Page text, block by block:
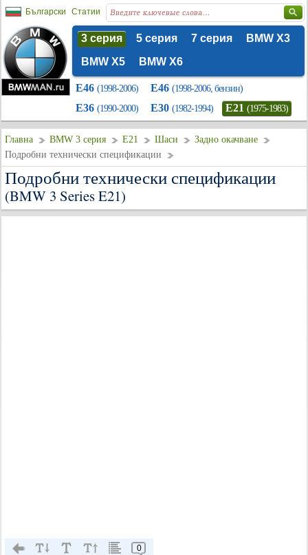
Български Статии
3 серия 5 серия 7 серия
BMW X3
BMW X5
BMW X6
E46 (1998-2006) E46 (1998-2006, бензин)
E36 (1990-2000) E30 (1982-1994) E21 (1975-1983)
Главна BMW 3 серия E21 Шаси
Задно окачване
Подробни технически спецификации
Подробни технически спецификации
(BMW 3 Series E21)
0